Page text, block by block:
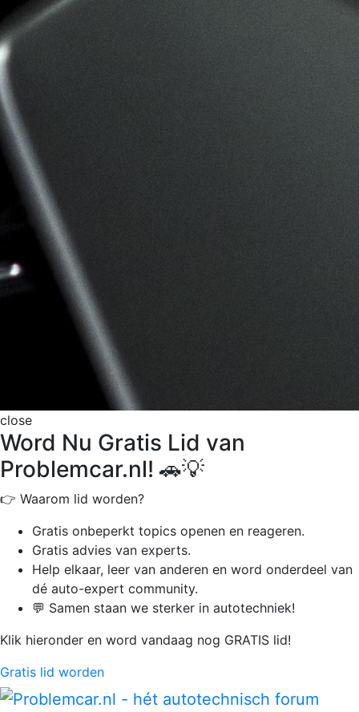
close
Word Nu Gratis Lid van
Problemcar.nl! 🚗💡
👉 Waarom lid worden?
Gratis onbeperkt topics openen en reageren.
Gratis advies van experts.
Help elkaar, leer van anderen en word onderdeel van
dé auto-expert community.
💬 Samen staan we sterker in autotechniek!
Klik hieronder en word vandaag nog GRATIS lid!
Gratis lid worden